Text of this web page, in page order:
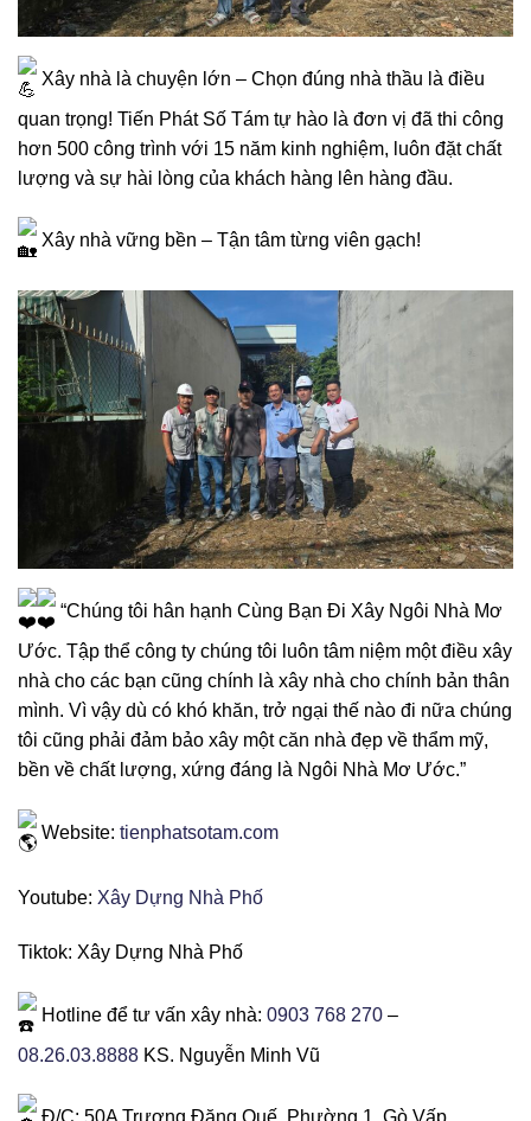
Xây nhà là chuyện lớn – Chọn đúng nhà thầu là điều
quan trọng! Tiến Phát Số Tám tự hào là đơn vị đã thi công
hơn 500 công trình với 15 năm kinh nghiệm, luôn đặt chất
lượng và sự hài lòng của khách hàng lên hàng đầu.
Xây nhà vững bền – Tận tâm từng viên gạch!
“Chúng tôi hân hạnh Cùng Bạn Đi Xây Ngôi Nhà Mơ
Ước. Tập thể công ty chúng tôi luôn tâm niệm một điều xây
nhà cho các bạn cũng chính là xây nhà cho chính bản thân
mình. Vì vậy dù có khó khăn, trở ngại thế nào đi nữa chúng
tôi cũng phải đảm bảo xây một căn nhà đẹp về thẩm mỹ,
bền về chất lượng, xứng đáng là Ngôi Nhà Mơ Ước.”
Website: tienphatsotam.com
Youtube: Xây Dựng Nhà Phố
Tiktok: Xây Dựng Nhà Phố
Hotline để tư vấn xây nhà: 0903 768 270 –
08.26.03.8888 KS. Nguyễn Minh Vũ
Đ/C: 50A Trương Đăng Quế, Phường 1, Gò Vấp,